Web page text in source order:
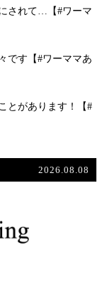
されて…【#ワーマ
です【#ワーママあ
とがあります！【#
2026.08.08